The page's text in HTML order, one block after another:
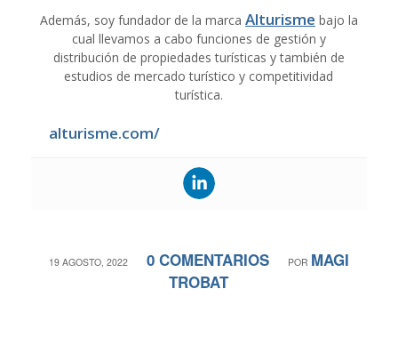
Además, soy fundador de la marca Alturisme bajo la
cual llevamos a cabo funciones de gestión y
distribución de propiedades turísticas y también de
estudios de mercado turístico y competitividad
turística.
alturisme.com/
19 AGOSTO, 2022
/ 0 COMENTARIOS
/ POR MAGI
TROBAT